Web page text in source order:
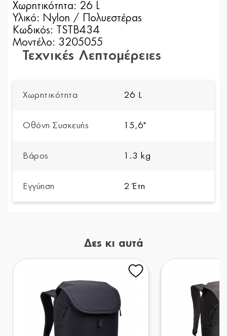
Χωρητικότητα: 26 L
Υλικό: Nylon / Πολυεστέρας
Κωδικός: TSTB434
Μοντέλο: 3205055
Τεχνικές Λεπτομέρειες
Χωρητικότητα 26 L
Οθόνη Συσκευής 15,6"
Βάρος 1.3 kg
Εγγύηση 2 Έτη
Δες κι αυτά